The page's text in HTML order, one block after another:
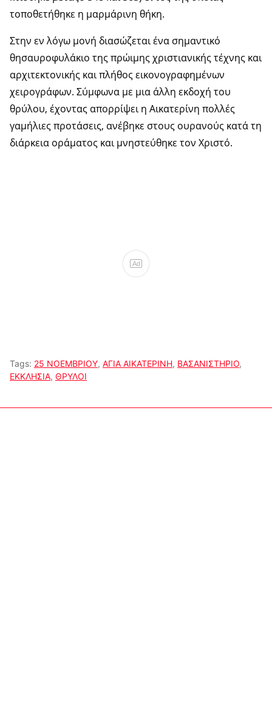
τοποθετήθηκε η μαρμάρινη θήκη.
Στην εν λόγω μονή διασώζεται ένα σημαντικό
θησαυροφυλάκιο της πρώιμης χριστιανικής τέχνης και
αρχιτεκτονικής και πλήθος εικονογραφημένων
χειρογράφων. Σύμφωνα με μια άλλη εκδοχή του
θρύλου, έχοντας απορρίψει η Αικατερίνη πολλές
γαμήλιες προτάσεις, ανέβηκε στους ουρανούς κατά τη
διάρκεια οράματος και μνηστεύθηκε τον Χριστό.
Ad
Tags: 25 ΝΟΕΜΒΡΙΟΥ, ΑΓΙΑ ΑΙΚΑΤΕΡΙΝΗ, ΒΑΣΑΝΙΣΤΗΡΙΟ,
ΕΚΚΛΗΣΙΑ, ΘΡΥΛΟΙ